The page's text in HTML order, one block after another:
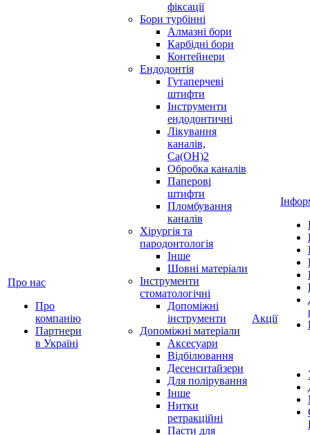
Про нас
Про
компанію
Партнери
в Україні
фіксації
Бори турбінні
Алмазні бори
Карбідні бори
Контейнери
Ендодонтія
Гутаперчеві
штифти
Інструменти
ендодонтичні
Лікування
каналів,
Ca(OH)2
Обробка каналів
Паперові
штифти
Пломбування
каналів
Хірургія та
пародонтологія
Інше
Шовні матеріали
Інструменти
стоматологічні
Допоміжні
інструменти
Допоміжні матеріали
Аксесуари
Відбілювання
Десенситайзери
Для полірування
Інше
Нитки
ретракційні
Пасти для
Акції